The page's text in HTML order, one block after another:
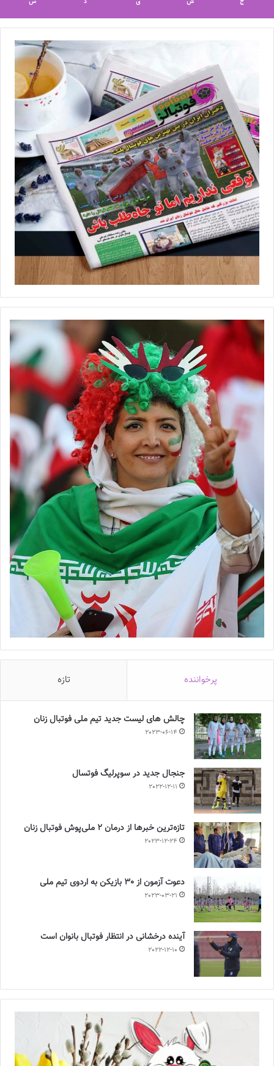
پرخواننده تازه
چالش هاى ليست جدید تيم ملى فوتبال زنان
2023-06-14
جنجال جدید در سوپرلیگ فوتسال
2022-12-11
تازه‌ترین خبرها از درمان ۲ ملی‌پوش فوتبال زنان
2023-12-24
دعوت آزمون از 30 بازیکن به اردوی تیم ملی
2023-03-21
آینده درخشانی در انتظار فوتبال بانوان است
2022-12-10